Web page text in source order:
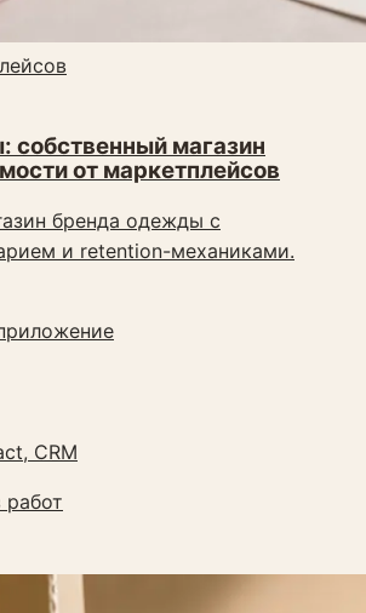
магазин
от маркетплейсов
бренда одежды с
и retention-механиками.
CRM